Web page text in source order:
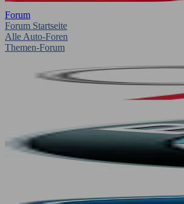
Forum
Forum Startseite
Alle Auto-Foren
Themen-Forum